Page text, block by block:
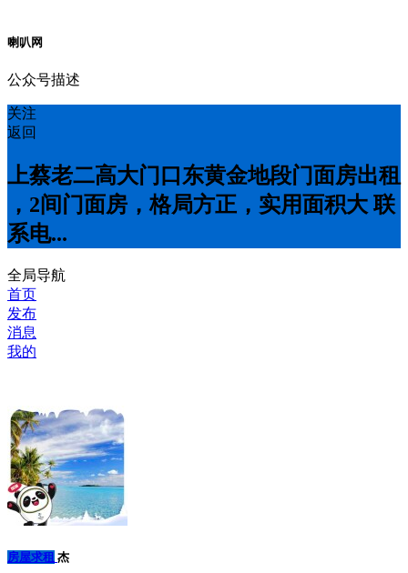
喇叭网
公众号描述
关注
返回
上蔡老二高大门口东黄金地段门面房出租
，2间门面房，格局方正，实用面积大 联
系电...
全局导航
首页
发布
消息
我的
房屋求租 杰